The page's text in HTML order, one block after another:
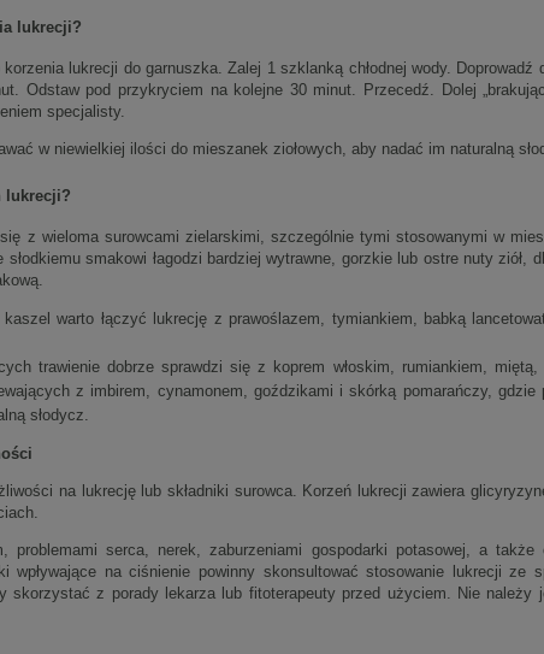
lukrecji?
lukrecji do garnuszka. Zalej 1 szklanką chłodnej wody. Doprowadź
Odstaw pod przykryciem na kolejne 30 minut. Przecedź. Dolej
specjalisty.
w niewielkiej ilości do mieszanek ziołowych, aby nadać im naturalną
lukrecji?
z wieloma surowcami zielarskimi, szczególnie tymi stosowanymi w
smakowi łagodzi bardziej wytrawne, gorzkie lub ostre nuty ziół,
warto łączyć lukrecję z prawoślazem, tymiankiem, babką
trawienie dobrze sprawdzi się z koprem włoskim, rumiankiem,
z imbirem, cynamonem, goździkami i skórką pomarańczy, gdzie
słodycz.
na lukrecję lub składniki surowca. Korzeń lukrecji zawiera
problemami serca, nerek, zaburzeniami gospodarki potasowej, a także
wpływające na ciśnienie powinny skonsultować stosowanie lukrecji ze
skorzystać z porady lekarza lub fitoterapeuty przed użyciem. Nie należy